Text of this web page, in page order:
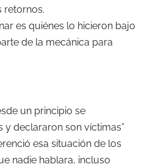
retornos.
es quiénes lo hicieron bajo
de la mecánica para
un principio se
declararon son víctimas”
esa situación de los
nadie hablara, incluso